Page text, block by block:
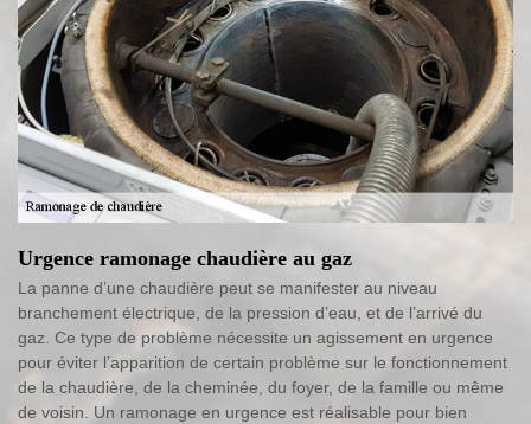
Urgence ramonage chaudière au gaz
La panne d’une chaudière peut se manifester au niveau
branchement électrique, de la pression d’eau, et de l’arrivé du
gaz. Ce type de problème nécessite un agissement en urgence
pour éviter l’apparition de certain problème sur le fonctionnement
de la chaudière, de la cheminée, du foyer, de la famille ou même
de voisin. Un ramonage en urgence est réalisable pour bien